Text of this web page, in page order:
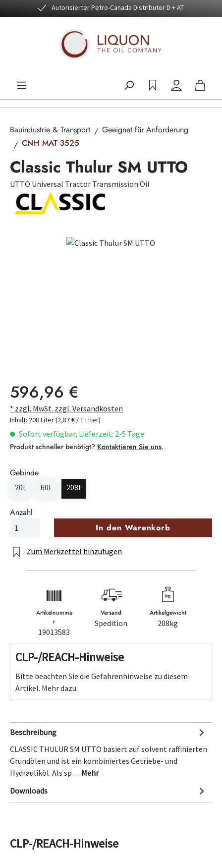
Zum Hauptinhalt springenAutorisierter Petro-Canada Distributor D + AT
Bauindustrie & Transport
Geeignet für Anforderung
CNH MAT 3525
Classic Thulur SM UTTO
UTTO Universal Tractor Transmission Oil
Bildergalerie überspringen
Regulärer Preis:
596,96 €
* zzgl. MwSt. zzgl. Versandkosten
Inhalt: 208 Liter(2,87 € / 1 Liter)
Sofort verfügbar, Lieferzeit: 2-5 Tage
Produkt schneller benötigt? Kontaktieren Sie uns.
Gebinde
20l 60l 208l
Anzahl
In den Warenkorb
Zum Merkzettel hinzufügen
Artikelnumme
r
19013583
Versand
Spedition
Artikelgewicht
208kg
CLP-/REACH-Hinweise
Bitte beachten Sie die Gefahrenhinweise zu diesem
Artikel. Mehr dazu.
Beschreibung
CLASSIC THULUR SM UTTO basiert auf solvent raffinierten
Grundölen und ist ein kombiniertes Getriebe- und
Hydrauliköl. Als sp… Mehr
Downloads
CLP-/REACH-Hinweise